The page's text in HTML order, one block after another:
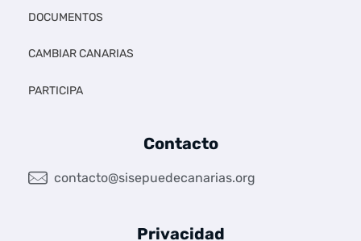
DOCUMENTOS
CAMBIAR CANARIAS
PARTICIPA
Contacto
contacto@sisepuedecanarias.org
Privacidad